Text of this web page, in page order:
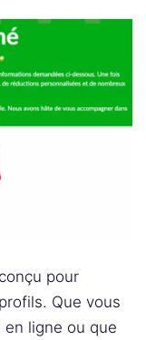
pour
Que vous
en ligne ou que